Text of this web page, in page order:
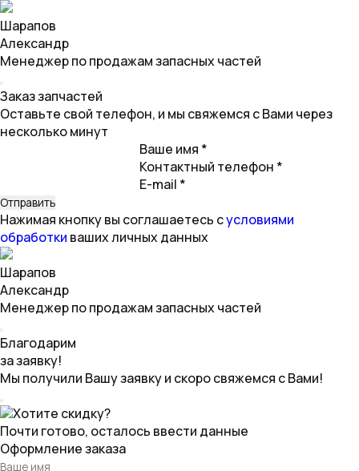
Шарапов
Александр
Менеджер по продажам запасных частей
Заказ запчастей
Оставьте свой телефон, и мы свяжемся с Вами через
несколько минут
Ваше имя *
Контактный телефон *
E-mail *
Нажимая кнопку вы соглашаетесь сусловиями
обработки ваших личных данных
Шарапов
Александр
Менеджер по продажам запасных частей
Благодарим
за заявку!
Мы получили Вашу заявку и скоро свяжемся с Вами!
Хотите скидку?
Почти готово, осталось ввести данные
Оформление заказа